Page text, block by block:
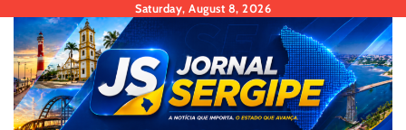
content
Saturday, August 8, 2026